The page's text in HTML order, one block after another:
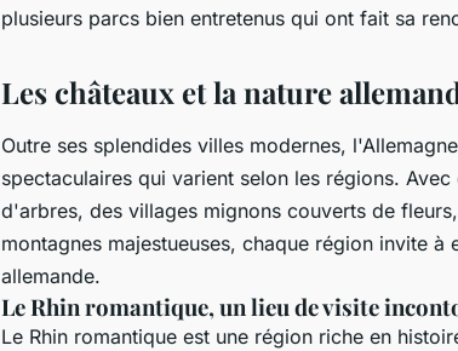
plusieurs parcs bien entretenus qui ont fait sa
Les châteaux et la nature
Outre ses splendides villes modernes,
spectaculaires qui varient selon les régions.
d'arbres, des villages mignons couverts de
montagnes majestueuses, chaque région invite
allemande.
Le Rhin romantique, un lieu de visite
Le Rhin romantique est une région riche en